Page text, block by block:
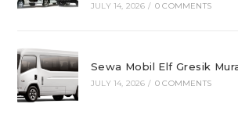
JULY 14, 2026 / 0 COMMENTS
Sewa Mobil Elf Gresik
JULY 14, 2026 / 0 COMMENTS